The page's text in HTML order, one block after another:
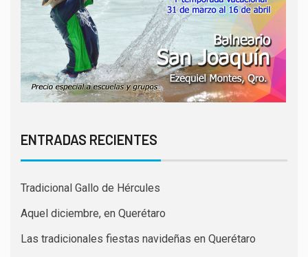
ENTRADAS RECIENTES
Tradicional Gallo de Hércules
Aquel diciembre, en Querétaro
Las tradicionales fiestas navideñas en Querétaro